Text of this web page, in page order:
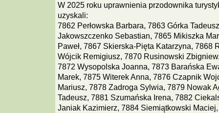
W 2025 roku uprawnienia przodownika
uzyskali:
7862 Perłowska Barbara, 7863 Górka
Jakowszczenko Sebastian, 7865 Mikiszka
Paweł, 7867 Skierska-Pięta Katarzyna, 7868
Wójcik Remigiusz, 7870 Rusinowski
7872 Wysopolska Joanna, 7873 Barańska
Marek, 7875 Witerek Anna, 7876 Czapnik
Mariusz, 7878 Zadroga Sylwia, 7879 Nowak
Tadeusz, 7881 Szumańska Irena, 7882
Janiak Kazimierz, 7884 Siemiątkowski